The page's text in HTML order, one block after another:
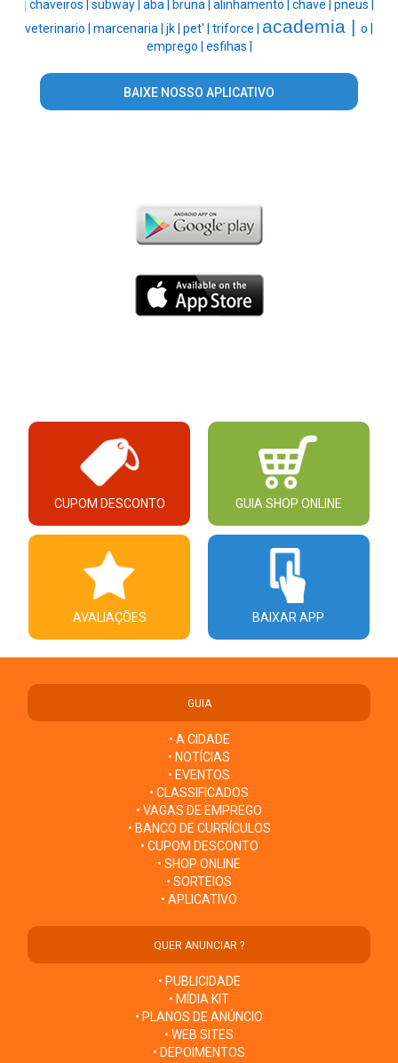
chaveiros | subway | aba | bruna | alinhamento | chave | pneus |
veterinario | marcenaria | jk | pet' | triforce | academia | o |
emprego | esfihas |
BAIXE NOSSO APLICATIVO
CUPOM DESCONTO GUIA SHOP ONLINE
AVALIAÇÕES BAIXAR APP
GUIA
• A CIDADE
• NOTÍCIAS
• EVENTOS
• CLASSIFICADOS
• VAGAS DE EMPREGO
• BANCO DE CURRÍCULOS
• CUPOM DESCONTO
• SHOP ONLINE
• SORTEIOS
• APLICATIVO
QUER ANUNCIAR ?
• PUBLICIDADE
• MÍDIA KIT
• PLANOS DE ANÚNCIO
• WEB SITES
• DEPOIMENTOS